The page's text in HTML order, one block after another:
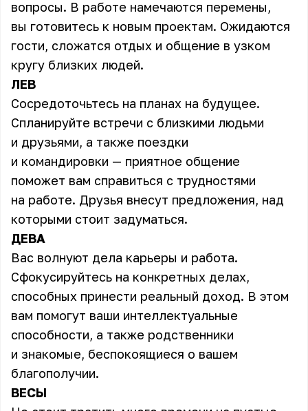
вопросы. В работе намечаются перемены,
вы готовитесь к новым проектам. Ожидаются
гости, сложатся отдых и общение в узком
кругу близких людей.
ЛЕВ
Сосредоточьтесь на планах на будущее.
Спланируйте встречи с близкими людьми
и друзьями, а также поездки
и командировки — приятное общение
поможет вам справиться с трудностями
на работе. Друзья внесут предложения, над
которыми стоит задуматься.
ДЕВА
Вас волнуют дела карьеры и работа.
Сфокусируйтесь на конкретных делах,
способных принести реальный доход. В этом
вам помогут ваши интеллектуальные
способности, а также родственники
и знакомые, беспокоящиеся о вашем
благополучии.
ВЕСЫ